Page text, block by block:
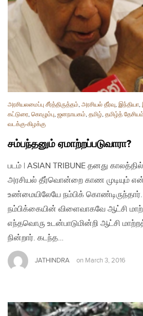
அரசியலமைப்பு சீர்த்திருத்தம், அரசியல் தீர்வு, இந்தியா,
கட்டுரை, கொழும்பு, ஜனநாயகம், தமிழ், தமிழ்த் தேசியம்
வடக்கு-கிழக்கு
சம்பந்தனும் ஏமாற்றப்படுவாரா?
படம் | ASIAN TRIBUNE தனது
அரசியல் தீர்வொன்றை காண முடியும்
உண்மையிலேயே நம்பிக்
நம்பிக்கையின் விளைவாகவே ஆட்சி
எந்தவொரு உடன்பாடுமின்றி ஆட்சி
நின்றார். கடந்த…
JATHINDRA on March 3, 2016